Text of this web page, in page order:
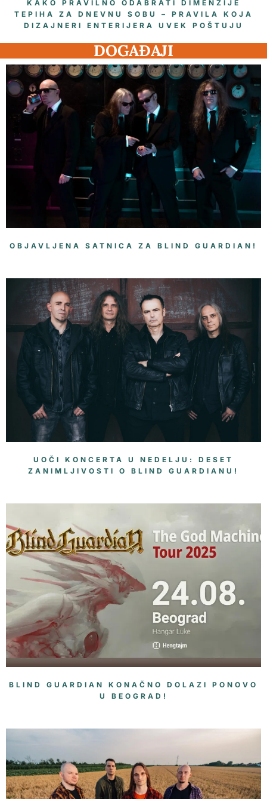
KAKO PRAVILNO ODABRATI DIMENZIJE
TEPIHA ZA DNEVNU SOBU – PRAVILA KOJA
DIZAJNERI ENTERIJERA UVEK POŠTUJU
DOGAĐAJI
OBJAVLJENA SATNICA ZA BLIND GUARDIAN!
UOČI KONCERTA U NEDELJU: DESET
ZANIMLJIVOSTI O BLIND GUARDIANU!
BLIND GUARDIAN KONAČNO DOLAZI PONOVO
U BEOGRAD!